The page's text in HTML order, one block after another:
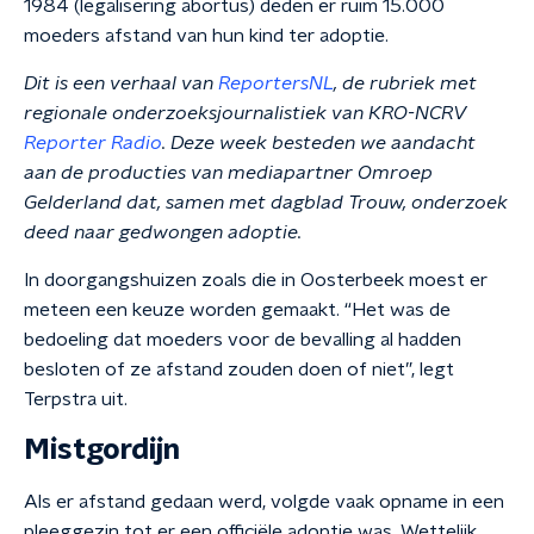
1984 (legalisering abortus) deden er ruim 15.000
moeders afstand van hun kind ter adoptie.
Dit is een verhaal van ReportersNL, de rubriek met
regionale onderzoeksjournalistiek van KRO-NCRV
Reporter Radio. Deze week besteden we aandacht
aan de producties van mediapartner Omroep
Gelderland dat, samen met dagblad Trouw, onderzoek
deed naar gedwongen adoptie.
In doorgangshuizen zoals die in Oosterbeek moest er
meteen een keuze worden gemaakt. “Het was de
bedoeling dat moeders voor de bevalling al hadden
besloten of ze afstand zouden doen of niet”, legt
Terpstra uit.
Mistgordijn
Als er afstand gedaan werd, volgde vaak opname in een